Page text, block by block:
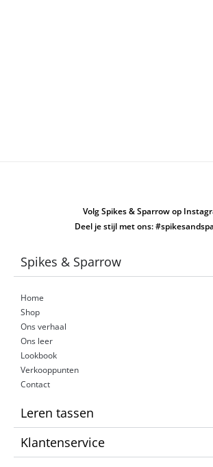
Volg Spikes & Sparrow op
Deel je stijl met ons:
Spikes & Sparrow
Home
Shop
Ons verhaal
Ons leer
Lookbook
Verkooppunten
Contact
Leren tassen
Klantenservice